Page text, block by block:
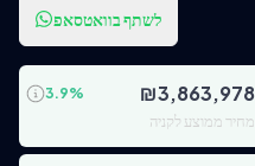
לשתף בוואטסאפ
₪3,863,978
3.9%
מחיר ממוצע לקניה